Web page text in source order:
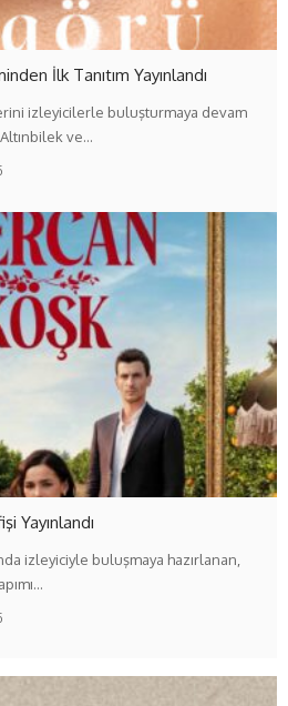
İlk Tanıtım Yayınlandı
izleyicilerle buluşturmaya devam
ve…
Yayınlandı
izleyiciyle buluşmaya hazırlanan,